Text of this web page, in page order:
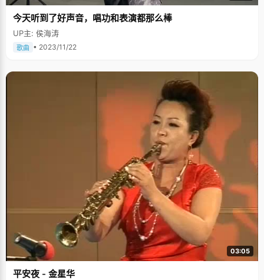
今天听到了好声音，唱功和表演都那么棒
UP主: 侯海涛
歌曲 • 2023/11/22
03:05
平安夜 - 金星华